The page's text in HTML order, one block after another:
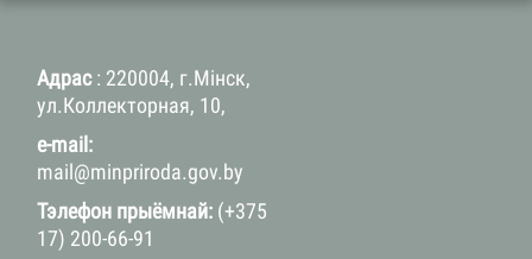
Адрас: 220004, г.Мінск,
ул.Коллекторная, 10,
e-mail:
mail@minpriroda.gov.by
Тэлефон прыёмнай: (+375
17) 200-66-91